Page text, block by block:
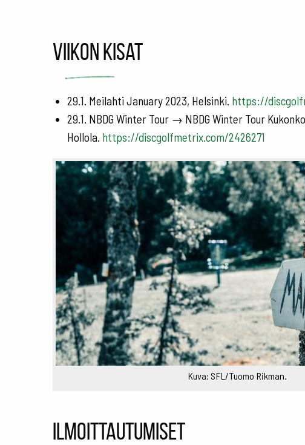
Viikon kisat
29.1. Meilahti January 2023, Helsinki. https://
29.1. NBDG Winter Tour → NBDG Winter Tour
Hollola. https://discgolfmetrix.com/2426271
Kuva: SFL/Tuomo Rikman.
Ilmoittautumiset